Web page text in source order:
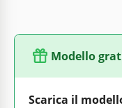
Modello
Scarica il